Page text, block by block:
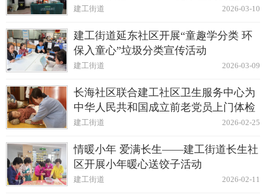
动
2026-03-10
建工街道
建工街道延东社区开展“童趣学分类 环
保入童心”垃圾分类宣传活动
2026-03-09
建工街道
长海社区联合建工社区卫生服务中心为
中华人民共和国成立前老党员上门体检
2026-02-25
建工街道
情暖小年 爱满长生——建工街道长生社
区开展小年暖心送饺子活动
2026-02-11
建工街道